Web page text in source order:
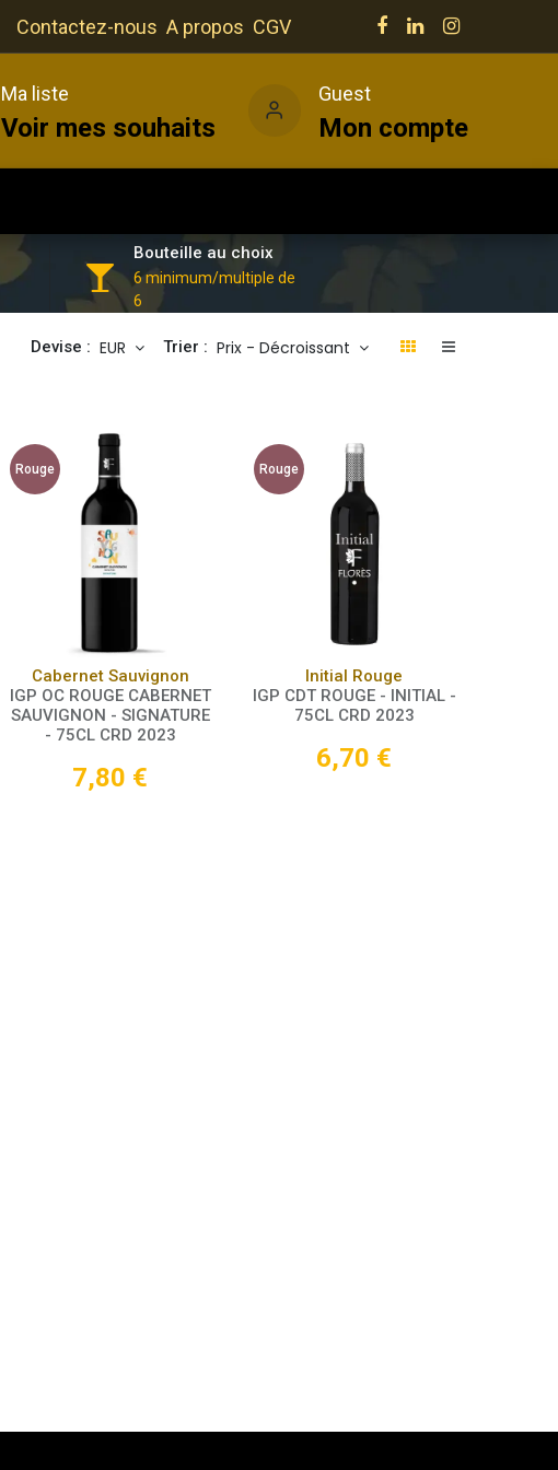
Contactez-nous A propos CGV
Ma liste
Voir mes souhaits
Guest
Mon compte
Bouteille au choix
6 minimum/multiple de
6
Devise : EUR Trier : Prix - Décroissant
Rouge
Panier
Cabernet Sauvignon
IGP OC ROUGE CABERNET
SAUVIGNON - SIGNATURE
- 75CL CRD 2023
7,80 €
Rouge
Panier
Initial Rouge
IGP CDT ROUGE - INITIAL -
75CL CRD 2023
6,70 €